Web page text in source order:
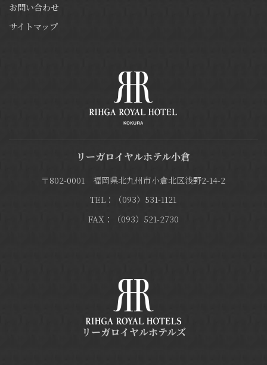
お問い合わせ
サイトマップ
リーガロイヤルホテル小倉
〒802-0001 福岡県北九州市小倉北区浅野2-14-2
TEL：（093）531-1121
FAX：（093）521-2730
リーガロイヤルホテルズ